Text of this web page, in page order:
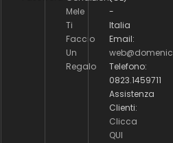
Mele
Ti
Faccio
Un
Regalo
-
Italia
Email:
Telefono:
0823.1459711
Assistenza
Clienti:
Clicca
QUI